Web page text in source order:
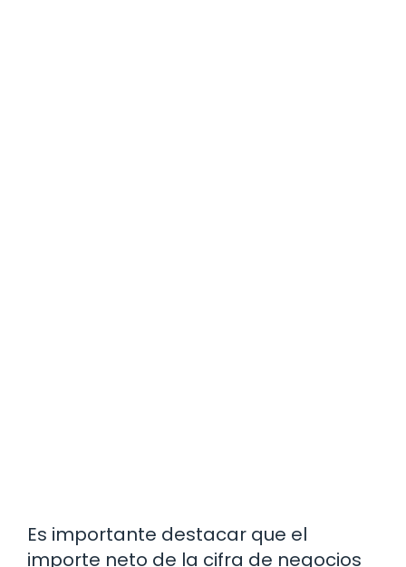
Es importante destacar que el
importe neto de la cifra de negocios